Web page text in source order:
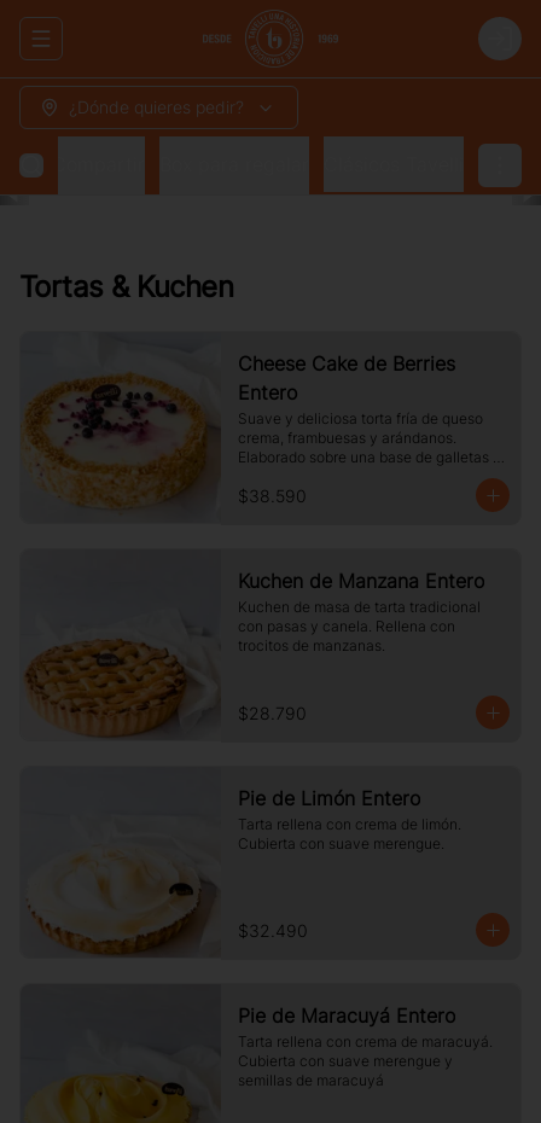
Abrir menu de navegación Login
¿Dónde quieres pedir?
Compartir
Tortas & Kuchen
Cheese Cake de Berries
Entero
Suave y deliciosa torta fría de queso
crema, frambuesas y arándanos.
Elaborado sobre una base de galletas y
$38.590
Kuchen de Manzana Entero
Kuchen de masa de tarta tradicional
con pasas y canela. Rellena con
trocitos de manzanas.
$28.790
Pie de Limón Entero
Tarta rellena con crema de limón.
Cubierta con suave merengue.
$32.490
Pie de Maracuyá Entero
Tarta rellena con crema de maracuyá.
Cubierta con suave merengue y
semillas de maracuyá